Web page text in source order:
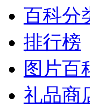
百科分
排行榜
图片百
礼品商